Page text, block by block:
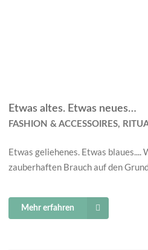
Etwas altes. Etwas neues…
FASHION & ACCESSOIRES,
Etwas geliehenes. Etwas blaues....
zauberhaften Brauch auf den
Mehr erfahren